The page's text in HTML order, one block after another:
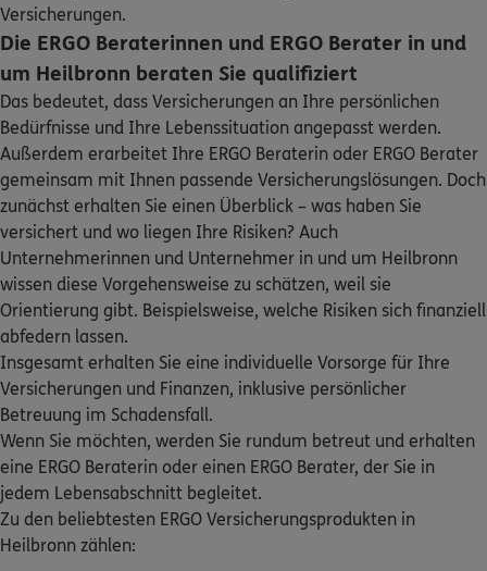
Schaden oder Leistungsfall melden
Bequem online oder telefonisch
Rechnung einreichen
ERGO Berater finden
Kundenportal Log-in
Regionaldirektion Heilbronn
Ferdinand-Braun-Str. 6,74074 Heilbronn(2.3 km)
Homepage besuchen
5/5 DKV
Michael Ohrnberger
Mühlbachstr. 12/2,74078 Heilbronn(3.1 km)
Homepage besuchen
ERGO
Roger Hartl
Hagelsbergstr. 1 74223 Flein (3.8 km)
Homepage besuchen
Thomas Diemer
Tulpenweg 12,74199
Homepage besuchen
5/5
Marco Steier
Fellbacher Weg 19
Versicherungen.
Die ERGO Beraterinnen und ERGO Berater in und
um Heilbronn beraten Sie qualifiziert
Das bedeutet, dass Versicherungen an Ihre persönlichen
Bedürfnisse und Ihre Lebenssituation angepasst werden.
Außerdem erarbeitet Ihre ERGO Beraterin oder ERGO Berater
gemeinsam mit Ihnen passende Versicherungslösungen. Doch
zunächst erhalten Sie einen Überblick – was haben Sie
versichert und wo liegen Ihre Risiken? Auch
Unternehmerinnen und Unternehmer in und um Heilbronn
wissen diese Vorgehensweise zu schätzen, weil sie
Orientierung gibt. Beispielsweise, welche Risiken sich finanziell
abfedern lassen.
Insgesamt erhalten Sie eine individuelle Vorsorge für Ihre
Versicherungen und Finanzen, inklusive persönlicher
Betreuung im Schadensfall.
Wenn Sie möchten, werden Sie rundum betreut und erhalten
eine ERGO Beraterin oder einen ERGO Berater, der Sie in
jedem Lebensabschnitt begleitet.
Zu den beliebtesten ERGO Versicherungsprodukten in
Heilbronn zählen: